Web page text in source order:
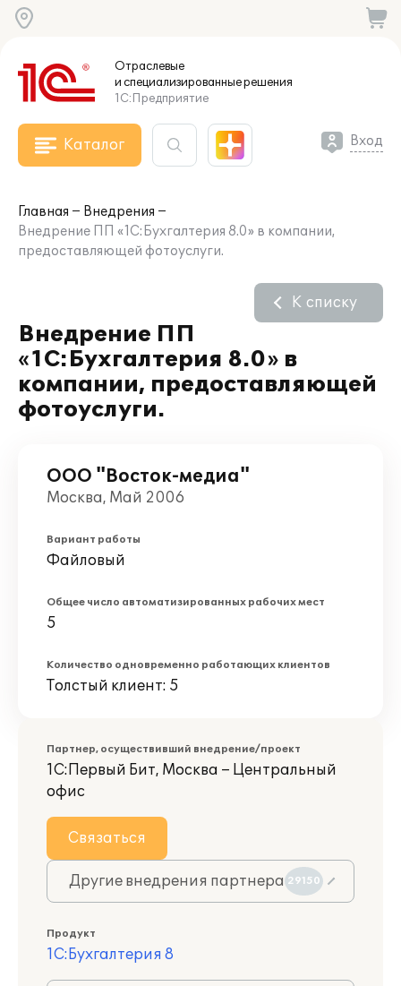
Отраслевые
и специализированныерешения
1С:Предприятие
Каталог Вход
Главная
Внедрения
Внедрение ПП «1С:Бухгалтерия 8.0» в компании,
предоставляющей фотоуслуги.
Внедрение ПП
«1С:Бухгалтерия 8.0» в
компании, предоставляющей
фотоуслуги.
К списку
ООО "Восток-медиа"
Москва, Май 2006
Вариант работы
Файловый
Общее число автоматизированных рабочих мест
5
Количество одновременно работающих клиентов
Толстый клиент: 5
Партнер, осуществивший внедрение/проект
1С:Первый Бит, Москва – Центральный
офис
Связаться
Другие внедрения партнера 29150
Продукт
1С:Бухгалтерия 8